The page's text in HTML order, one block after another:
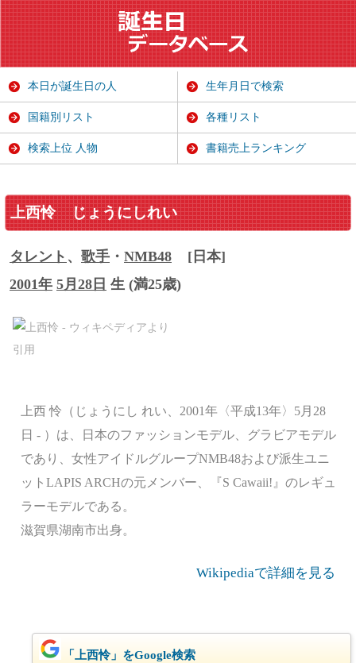
上西怜 じょうにしれい
タレント 、 歌手 ・ NMB48
[日本]
2001年 5月28日 生 (満25歳)
上西 怜（じょうにし れい、2001年〈平成13年〉5月28
日 - ）は、日本のファッションモデル、グラビアモデル
であり、女性アイドルグループNMB48および派生ユニ
ットLAPIS ARCHの元メンバー、『S Cawaii!』のレギュ
ラーモデルである。
滋賀県湖南市出身。
Wikipediaで詳細を見る
「上西怜」をGoogle検索
本日が誕生日の人 生年月日で検索
国籍別リスト 各種リスト
検索上位 人物 書籍売上ランキング